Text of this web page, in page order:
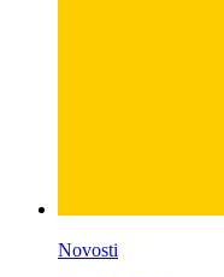
Novosti